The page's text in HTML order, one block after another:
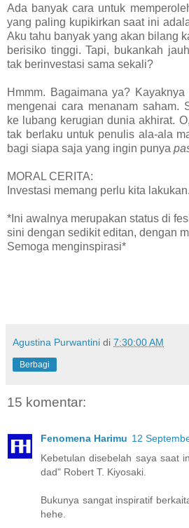
Ada banyak cara untuk
yang paling kupikirkan saat ini
Aku tahu banyak yang akan bilang
berisiko tinggi. Tapi, bukankah
tak berinvestasi sama sekali?
Hmmm. Bagaimana ya?
mengenai cara menanam saham.
ke lubang kerugian dunia akhirat.
tak berlaku untuk penulis ala-ala
bagi siapa saja yang ingin punya
MORAL CERITA:
Investasi memang perlu kita lakukan.
*Ini awalnya merupakan status di
sini dengan sedikit editan, dengan
Semoga menginspirasi*
Agustina Purwantini di 7:30:00 AM
Berbagi
15 komentar:
Fenomena Harimu 12
Kebetulan disebelah saya saat
dad" Robert T. Kiyosaki.
Bukunya sangat inspiratif
hehe.